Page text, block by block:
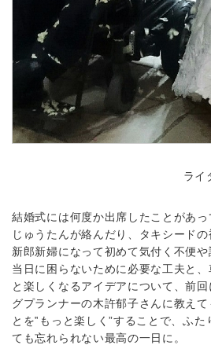
ライ
結婚式には何度か出席したことがあ
じゅうたんが絡んだり、タキシードの
新郎新婦になって初めて気付く不便
当日に困らないために必要な工夫と
と楽しくなるアイデアについて、前
グプランナーの木許郁子さんに教え
とを‟もっと楽しく”することで、ふ
ても忘れられない最高の一日に。